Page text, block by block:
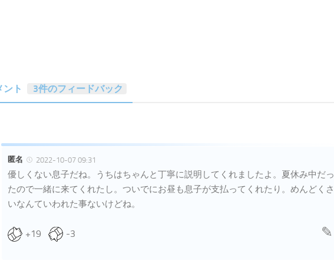
ント 3件のフィードバック
匿名 2022-10-07 09:31
優しくない息子だね。うちはちゃんと丁寧に説明してくれましたよ。夏休み中だっ
たので一緒に来てくれたし。ついでにお昼も息子が支払ってくれたり。めんどくさ
いなんていわれた事ないけどね。
+19 -3